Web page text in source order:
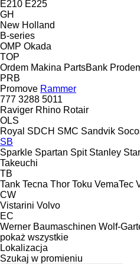
E210 E225
GH
New Holland
B-series
OMP Okada
TOP
Ordem Makina PartsBank
PRB
Promove Rammer
777 3288 5011
Raviger Rhino Rotair
OLS
Royal SDCH SMC Sandvik
SB
Sparkle Spartan Spit Stanley Star
Takeuchi
TB
Tank Tecna Thor Toku VemaTec
CW
Vistarini Volvo
EC
Werner Baumaschinen Wolf-
pokaż wszystkie
Lokalizacja
Szukaj w promieniu